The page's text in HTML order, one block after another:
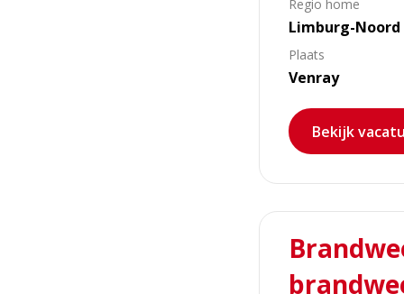
Regio home
Limburg-Noord
Plaats
Venray
Bekijk
zoekt
brandweervrijwilligers
Lees
meer
Brandweer